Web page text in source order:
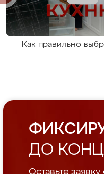
Как правильно
ДО
Оставьте